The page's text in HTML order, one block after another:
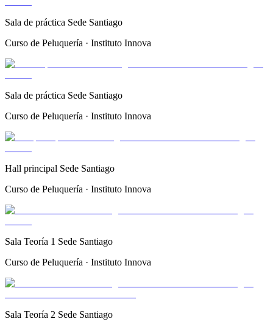
Sala de práctica Sede Santiago
Curso de Peluquería · Instituto Innova
Sala de práctica Sede Santiago
Curso de Peluquería · Instituto Innova
Hall principal Sede Santiago
Curso de Peluquería · Instituto Innova
Sala Teoría 1 Sede Santiago
Curso de Peluquería · Instituto Innova
Sala Teoría 2 Sede Santiago